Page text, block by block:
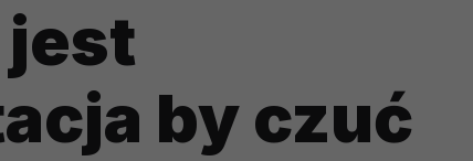
jest
by czuć